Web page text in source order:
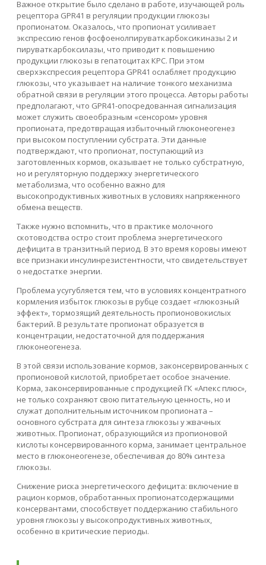
Важное открытие было сделано в работе, изучающей роль
рецептора GPR41 в регуляции продукции глюкозы
пропионатом. Оказалось, что пропионат усиливает
экспрессию генов фосфоенолпируваткарбоксикиназы 2 и
пируваткарбоксилазы, что приводит к повышению
продукции глюкозы в гепатоцитах КРС. При этом
сверхэкспрессия рецептора GPR41 ослабляет продукцию
глюкозы, что указывает на наличие тонкого механизма
обратной связи в регуляции этого процесса. Авторы работы
предполагают, что GPR41-опосредованная сигнализация
может служить своеобразным «сенсором» уровня
пропионата, предотвращая избыточный глюконеогенез
при высоком поступлении субстрата. Эти данные
подтверждают, что пропионат, поступающий из
заготовленных кормов, оказывает не только субстратную,
но и регуляторную поддержку энергетического
метаболизма, что особенно важно для
высокопродуктивных животных в условиях напряженного
обмена веществ.
Также нужно вспомнить, что в практике молочного
скотоводства остро стоит проблема энергетического
дефицита в транзитный период. В это время коровы имеют
все признаки инсулинрезистентности, что свидетельствует
о недостатке энергии.
Проблема усугубляется тем, что в условиях концентратного
кормления избыток глюкозы в рубце создает «глюкозный
эффект», тормозящий деятельность пропионовокислых
бактерий. В результате пропионат образуется в
концентрации, недостаточной для поддержания
глюконеогенеза.
В этой связи использование кормов, законсервированных с
пропионовой кислотой, приобретает особое значение.
Корма, законсервированные с продукцией ГК «Апекс плюс»,
не только сохраняют свою питательную ценность, но и
служат дополнительным источником пропионата –
основного субстрата для синтеза глюкозы у жвачных
животных. Пропионат, образующийся из пропионовой
кислоты консервированного корма, занимает центральное
место в глюконеогенезе, обеспечивая до 80% синтеза
глюкозы.
Снижение риска энергетического дефицита: включение в
рацион кормов, обработанных пропионатсодержащими
консервантами, способствует поддержанию стабильного
уровня глюкозы у высокопродуктивных животных,
особенно в критические периоды.